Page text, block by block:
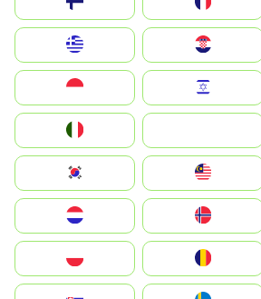
Magyarország
South Korea